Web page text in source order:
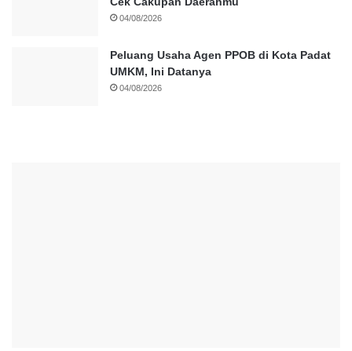
04/08/2026
Peluang Usaha Agen PPOB di Kota Padat
UMKM, Ini Datanya
04/08/2026